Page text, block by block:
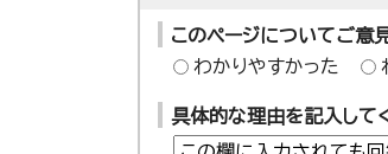
このページについてご意
わかりやすかった
具体的な理由を記入して